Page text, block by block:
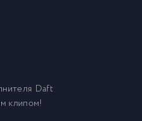
Daft
клипом!